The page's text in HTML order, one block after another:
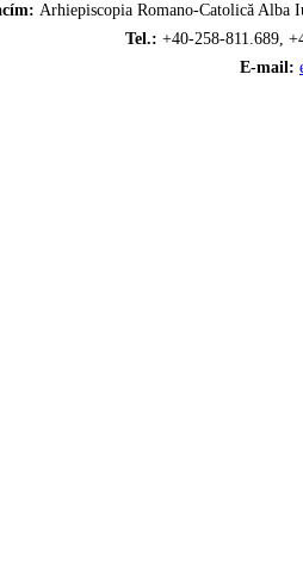
Arhiepiscopia Romano-Catolică
Tel.: +40-258-811.689,
E-mail: